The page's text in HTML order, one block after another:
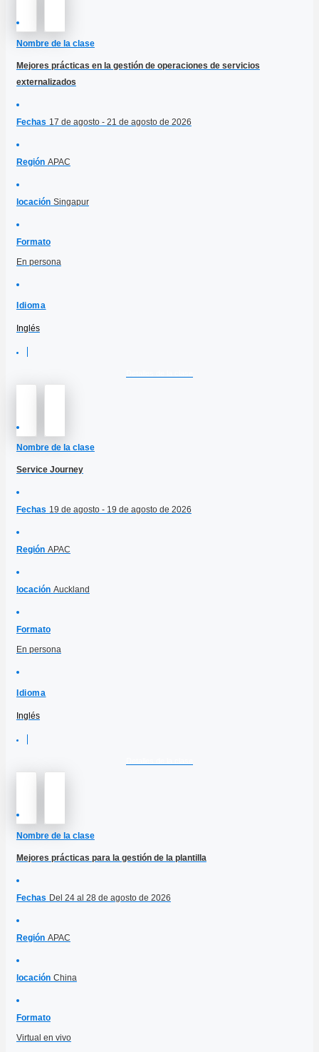
Nombre de la clase
Mejores prácticas en la gestión de operaciones de servicios
externalizados
Fechas 17 de agosto - 21 de agosto de 2026
Región APAC
locación Singapur
Formato
En persona
Idioma
Inglés
Nombre de la clase
Service Journey
Fechas 19 de agosto - 19 de agosto de 2026
Región APAC
locación Auckland
Formato
En persona
Idioma
Inglés
Nombre de la clase
Mejores prácticas para la gestión de la plantilla
Fechas Del 24 al 28 de agosto de 2026
Región APAC
locación China
Formato
Virtual en vivo